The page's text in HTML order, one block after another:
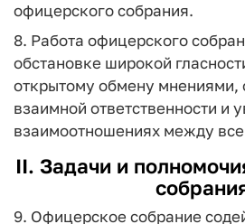
офицерского собрания.
8. Работа офицерского
обстановке широкой
открытому обмену мнениями,
взаимной ответственности и
взаимоотношениях между
II. Задачи и
9. Офицерское собрание